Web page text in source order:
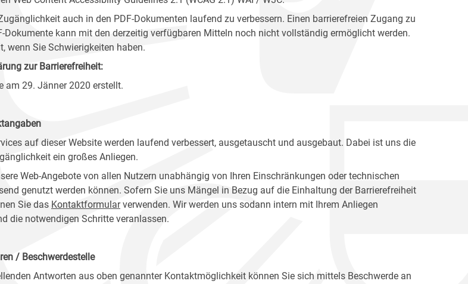
auch in den PDF-Dokumenten laufend zu verbessern. Einen barrierefreien Zugang zu
Dokumente kann mit den derzeitig verfügbaren Mitteln noch nicht vollständig ermöglicht werden.
wenn Sie Schwierigkeiten haben.
zur Barrierefreiheit:
am 29. Jänner 2020 erstellt.
auf dieser Website werden laufend verbessert, ausgetauscht und ausgebaut. Dabei ist uns die
ein großes Anliegen.
Web-Angebote von allen Nutzern unabhängig von Ihren Einschränkungen oder technischen
genutzt werden können. Sofern Sie uns Mängel in Bezug auf die Einhaltung der Barrierefreiheit
Sie das Kontaktformularverwenden. Wir werden uns sodann intern mit Ihrem Anliegen
die notwendigen Schritte veranlassen.
/ Beschwerdestelle
Antworten aus oben genannter Kontaktmöglichkeit können Sie sich mittels Beschwerde an